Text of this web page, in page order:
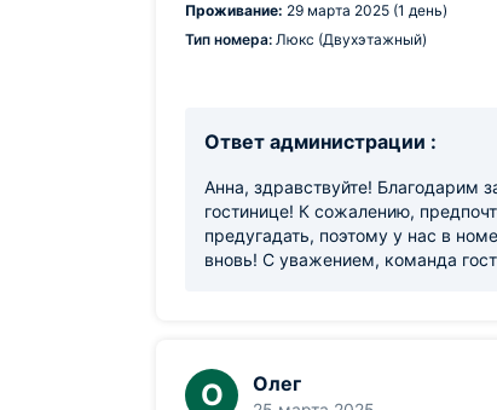
Проживание: 29 марта 2025 (1 день)
Тип номера: Люкс (Двухэтажный)
Ответ администрации :
Анна, здравствуйте! Благодарим
гостинице! К сожалению,
предугадать, поэтому у нас в
вновь! С уважением, команда
О Олег